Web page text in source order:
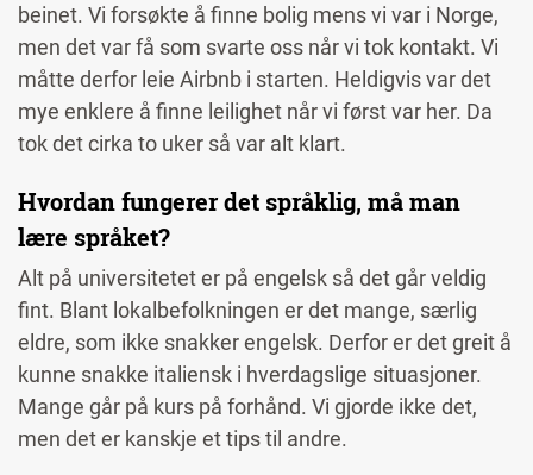
beinet. Vi forsøkte å finne bolig mens vi var i Norge,
men det var få som svarte oss når vi tok kontakt. Vi
måtte derfor leie Airbnb i starten. Heldigvis var det
mye enklere å finne leilighet når vi først var her. Da
tok det cirka to uker så var alt klart.
Hvordan fungerer det språklig, må man
lære språket?
Alt på universitetet er på engelsk så det går veldig
fint. Blant lokalbefolkningen er det mange, særlig
eldre, som ikke snakker engelsk. Derfor er det greit å
kunne snakke italiensk i hverdagslige situasjoner.
Mange går på kurs på forhånd. Vi gjorde ikke det,
men det er kanskje et tips til andre.